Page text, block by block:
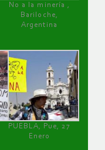
No a la minería ,
Bariloche,
Argentina
PUEBLA, Pue, 27
Enero